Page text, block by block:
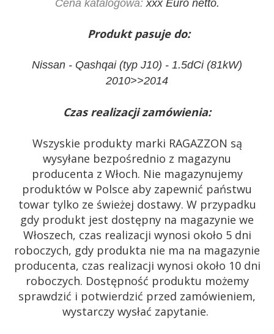
Cena katalogowa:xxx Euro netto.
Produkt pasuje do:
Nissan - Qashqai (typ J10) - 1.5dCi (81kW)
2010>>2014
Czas realizacji zamówienia:
Wszyskie produkty marki RAGAZZON są
wysyłane bezpośrednio z magazynu
producenta z Włoch. Nie magazynujemy
produktów w Polsce aby zapewnić państwu
towar tylko ze świeżej dostawy. W przypadku
gdy produkt jest dostępny na magazynie we
Włoszech, czas realizacji wynosi około 5 dni
roboczych, gdy produkta nie ma na magazynie
producenta, czas realizacji wynosi około 10 dni
roboczych. Dostępność produktu możemy
sprawdzić i potwierdzić przed zamówieniem,
wystarczy wysłać zapytanie.